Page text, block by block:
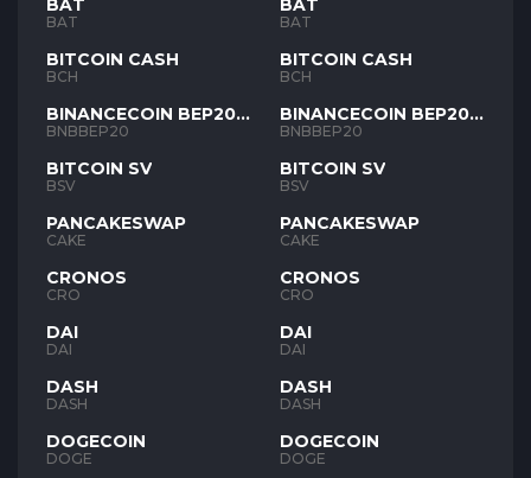
BAT
BAT
BITCOIN CASH
BCH
BINANCECOIN BEP20
BNB
BNBBEP20
BITCOIN SV
BSV
PANCAKESWAP
CAKE
CRONOS
CRO
DAI
DAI
DASH
DASH
DOGECOIN
DOGE
BAT
BAT
BITCOIN CASH
BCH
BINANCECOIN BEP20
BNB
BNBBEP20
BITCOIN SV
BSV
PANCAKESWAP
CAKE
CRONOS
CRO
DAI
DAI
DASH
DASH
DOGECOIN
DOGE